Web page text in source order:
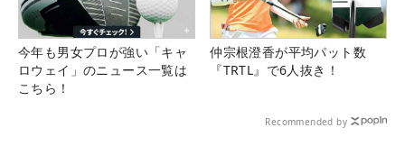
今年も男女プロが強い「キャ
ロウェイ」のニュース一覧は
こちら！
仲宗根澄香が平均パット数
『TRTL』で6人抜き！
Recommended by